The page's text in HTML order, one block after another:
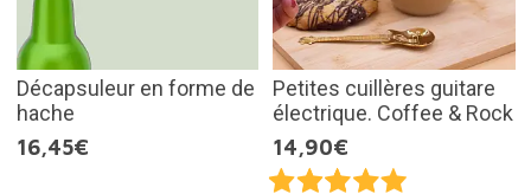
Décapsuleur en forme de
hache
16,45€
Petites cuillères guitare
électrique. Coffee & Rock
14,90€